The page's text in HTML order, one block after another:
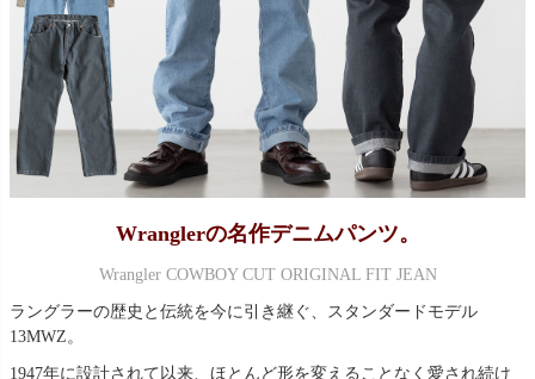
Wranglerの名作デニムパンツ。
Wrangler COWBOY CUT ORIGINAL FIT JEAN
ラングラーの歴史と伝統を今に引き継ぐ、スタンダードモデル
13MWZ。
1947年に設計されて以来、ほとんど形を変えることなく愛され続け